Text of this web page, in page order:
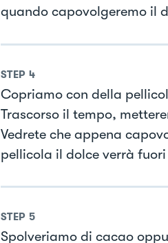
quando capovolgeremo il
STEP 4
Copriamo con della
Trascorso il tempo,
Vedrete che appena
pellicola il dolce verrà
STEP 5
Spolveriamo di cacao